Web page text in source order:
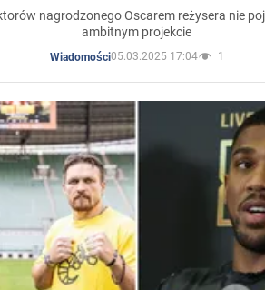
nagrodzonego Oscarem reżysera nie
ambitnym projekcie
Wiadomości05.03.2025 17:04 1